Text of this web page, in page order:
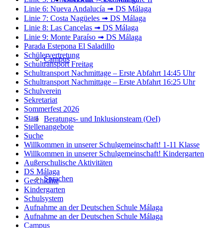
Campus
Beratungs- und Inklusionsteam (OeI)
Sprachen
Linie 6: Nueva Andalucía ➟ DS Málaga
Linie 7: Costa Nagüeles ➟ DS Málaga
Linie 8: Las Cancelas ➟ DS Málaga
Linie 9: Monte Paraíso ➟ DS Málaga
Parada Estepona El Saladillo
Schülervertretung
Schultransport Freitag
Schultransport Nachmittage – Erste Abfahrt 14:45 Uhr
Schultransport Nachmittage – Erste Abfahrt 16:25 Uhr
Schulverein
Sekretariat
Sommerfest 2026
Start
Stellenangebote
Suche
Willkommen in unserer Schulgemeinschaft! 1-11 Klasse
Willkommen in unserer Schulgemeinschaft! Kindergarten
Außerschulische Aktivitäten
DS Málaga
Geschichte
Kindergarten
Schulsystem
Aufnahme an der Deutschen Schule Málaga
Aufnahme an der Deutschen Schule Málaga
Campus